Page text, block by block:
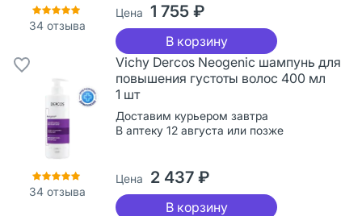
34 отзыва
Цена 1 755 ₽
В корзину
34 отзыва
Vichy Dercos Neogenic шампунь для
повышения густоты волос 400 мл
1 шт
Доставим курьером завтра
В аптеку 12 августа или позже
Цена 2 437 ₽
В корзину